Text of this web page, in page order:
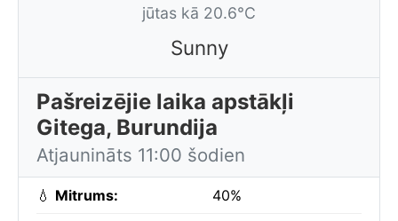
jūtas kā 20.6°C
Sunny
Pašreizējie laika apstākļi
Gitega, Burundija
Atjaunināts 11:00 šodien
💧 Mitrums: 40%